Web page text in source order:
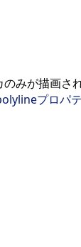
みが描画
プロパ